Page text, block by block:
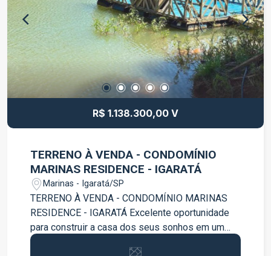
R$ 1.138.300,00 V
TERRENO À VENDA - CONDOMÍNIO
MARINAS RESIDENCE - IGARATÁ
Marinas - Igaratá/SP
TERRENO À VENDA - CONDOMÍNIO MARINAS
RESIDENCE - IGARATÁ Excelente oportunidade
para construir a casa dos seus sonhos em um
dos condomínios mais desejados da região!